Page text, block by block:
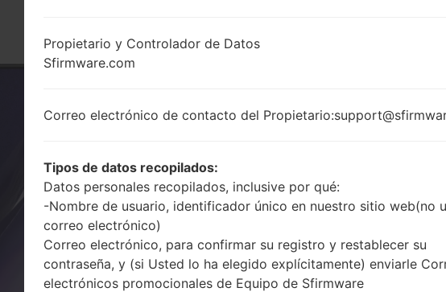
FIRMWARE OFICIAL #256489
SAMSUNGGALAXY NOTE 20
N986B_1_20210806080936_02u4o8o092_fac.zip
Descargue la última actualización de firmware
olvide verificar si el número de modelo de su
modelo indicado % MODEL%. El código del
con la versión PDA N986BXXU3DUH2 y la versión
N986BXXU3DUH2. La versión del sistema
Propietario y Controlador de Datos
Sfirmware.com
Correo electrónico de contacto del
Tipos de datos recopilados:
Datos personales recopilados, inclusive por qué:
-Nombre de usuario, identificador único en nuestro sitio web(no
correo electrónico)
Correo electrónico, para confirmar su registro y restablecer su
contraseña, y (si Usted lo ha elegido explícitamente) enviarle
electrónicos promocionales de Equipo de Sfirmware